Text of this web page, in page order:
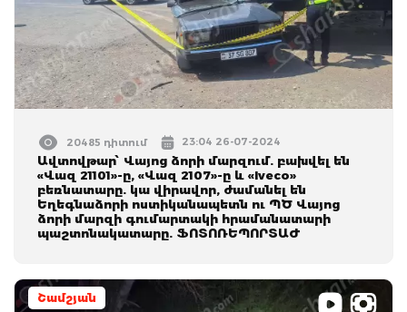
20485 դիտում 23:04 26-07-2024
Ավտովթար՝ Վայոց ձորի մարզում. բախվել են
«Վազ 21101»-ը, «Վազ 2107»-ը և «Iveco»
բեռնատարը. կա վիրավոր, ժամանել են
Եղեգնաձորի ոստիկանապետն ու ՊԾ Վայոց
ձորի մարզի գումարտակի հրամանատարի
պաշտոնակատարը. ՖՈՏՈՌԵՊՈՐՏԱԺ
Շամշյան